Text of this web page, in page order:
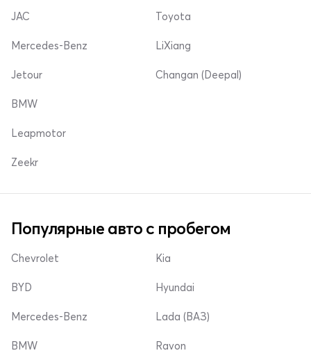
JAC
Mercedes-Benz
Jetour
Toyota
LiXiang
Changan (Deepal)
BMW
Leapmotor
Zeekr
Популярные авто с пробегом
Chevrolet
BYD
Mercedes-Benz
Kia
Hyundai
Lada (ВАЗ)
BMW Ravon